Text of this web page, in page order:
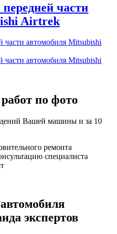
части
Airtrek
по фото
Вашей машины и за 10
ремонта
специалиста
экспертов